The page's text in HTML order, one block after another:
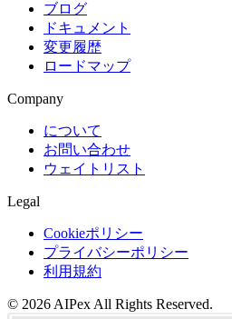
ブログ
ドキュメント
変更履歴
ロードマップ
Company
について
お問い合わせ
ウェイトリスト
Legal
Cookieポリシー
プライバシーポリシー
利用規約
© 2026 AIPex All Rights Reserved.